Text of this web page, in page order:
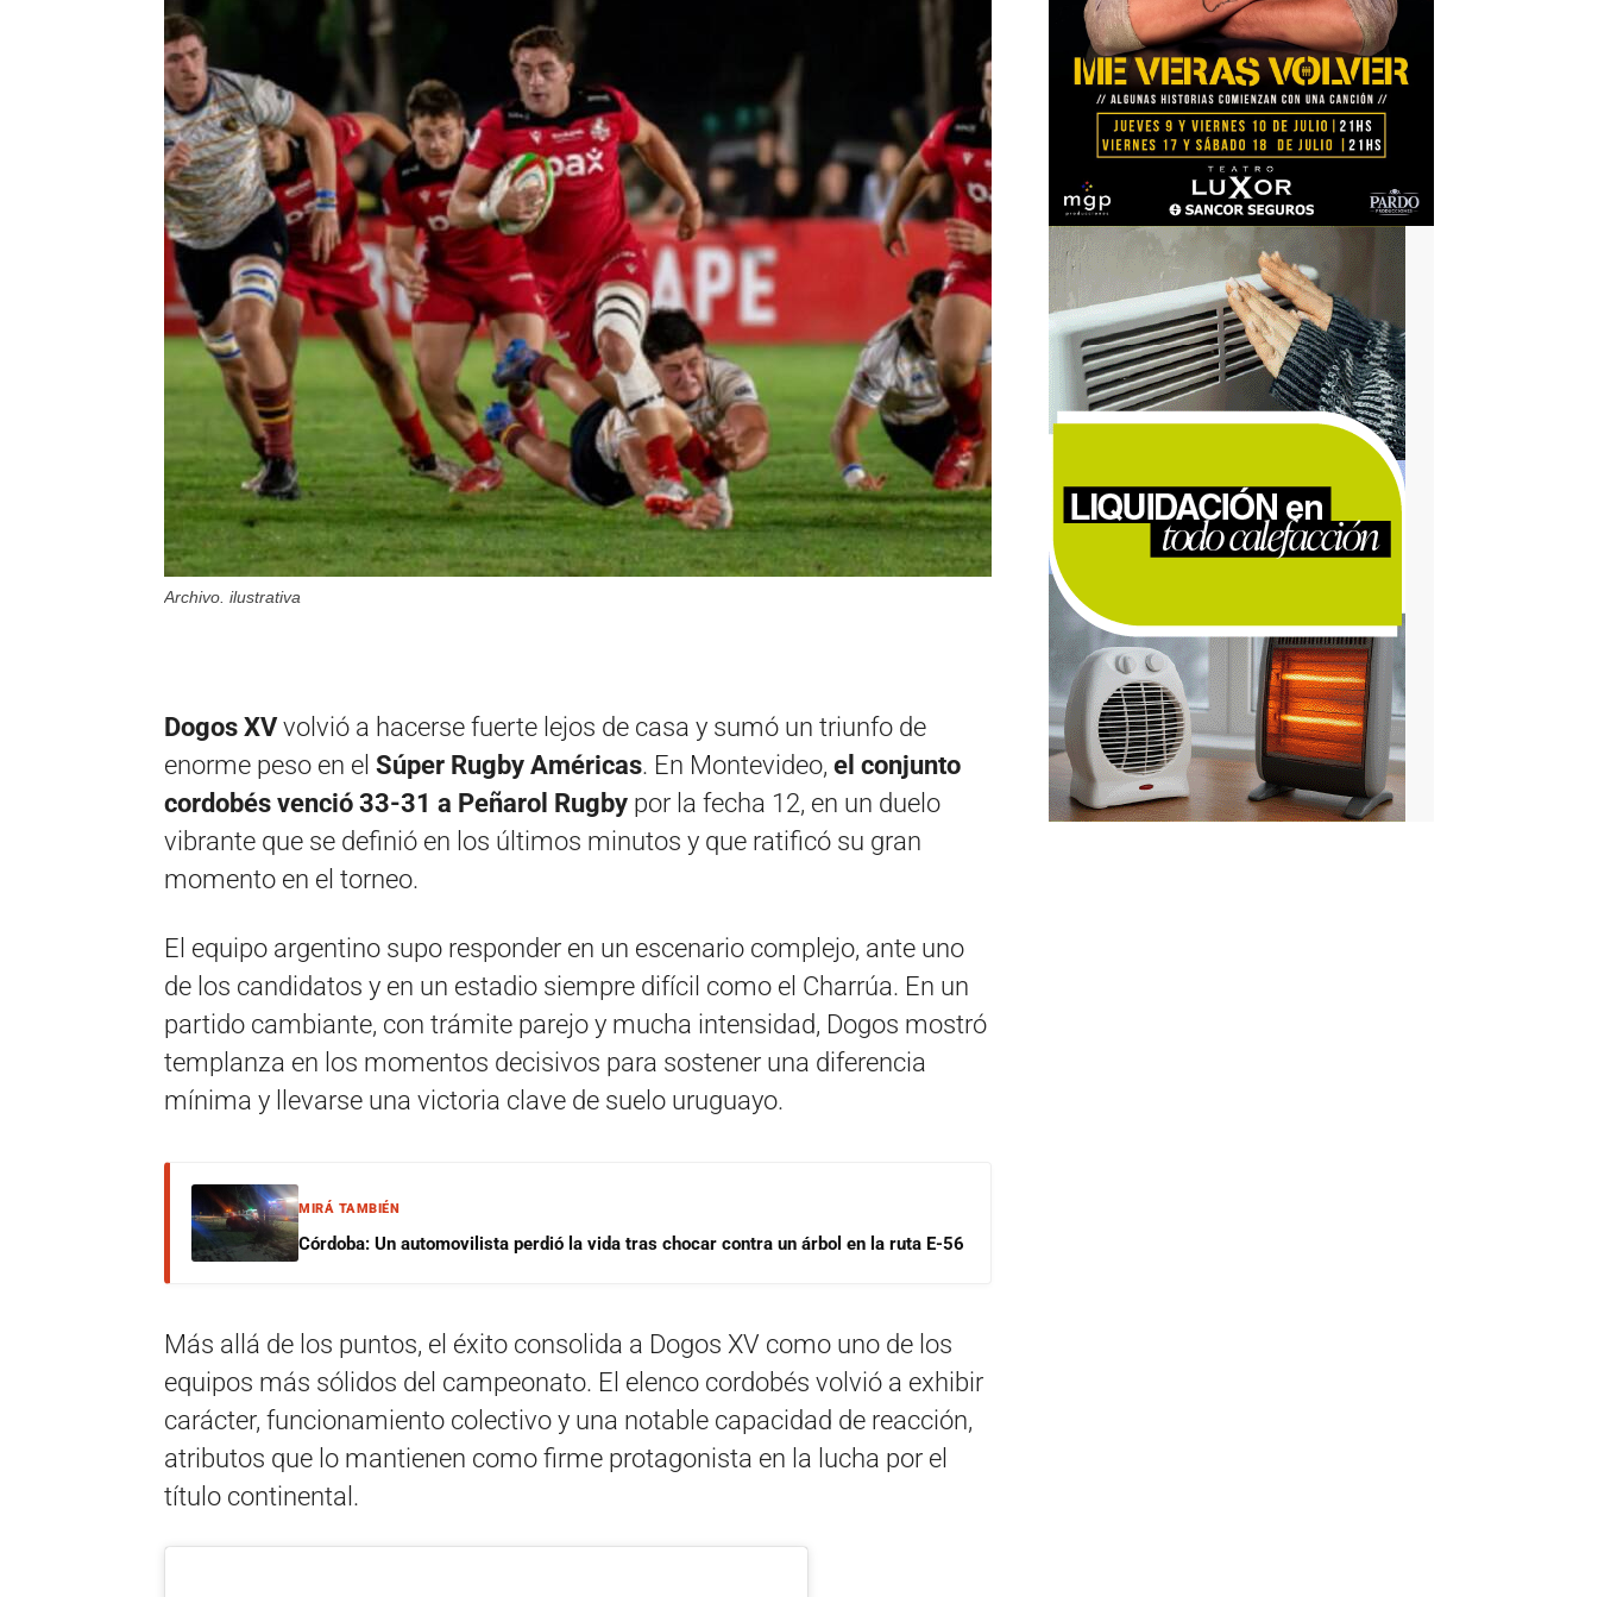
Archivo. ilustrativa
Dogos XVvolvió a hacerse fuerte lejos de casa y sumó un triunfo de
enorme peso en el Súper Rugby Américas. En Montevideo, el conjunto
cordobés venció 33-31 a Peñarol Rugby por la fecha 12, en un duelo
vibrante que se definió en los últimos minutos y que ratificó su gran
momento en el torneo.
El equipo argentino supo responder en un escenario complejo, ante uno
de los candidatos y en un estadio siempre difícil como el Charrúa. En un
partido cambiante, con trámite parejo y mucha intensidad, Dogos mostró
templanza en los momentos decisivos para sostener una diferencia
mínima y llevarse una victoria clave de suelo uruguayo.
MIRÁ TAMBIÉN
Córdoba: Un automovilista perdió la vida tras chocar contra un árbol en la ruta E-56
Más allá de los puntos, el éxito consolida a Dogos XV como uno de los
equipos más sólidos del campeonato. El elenco cordobés volvió a exhibir
carácter, funcionamiento colectivo y una notable capacidad de reacción,
atributos que lo mantienen como firme protagonista en la lucha por el
título continental.